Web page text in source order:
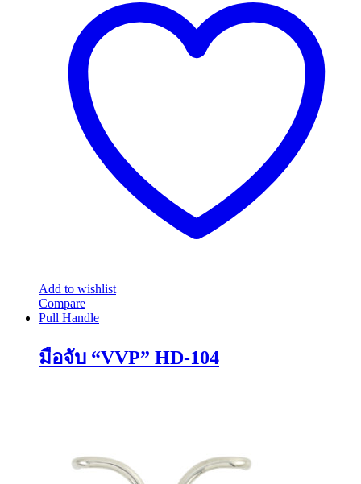
options
chosen
Add to wishlist
Compare
Pull Handle
มือจับ “VVP” HD-104